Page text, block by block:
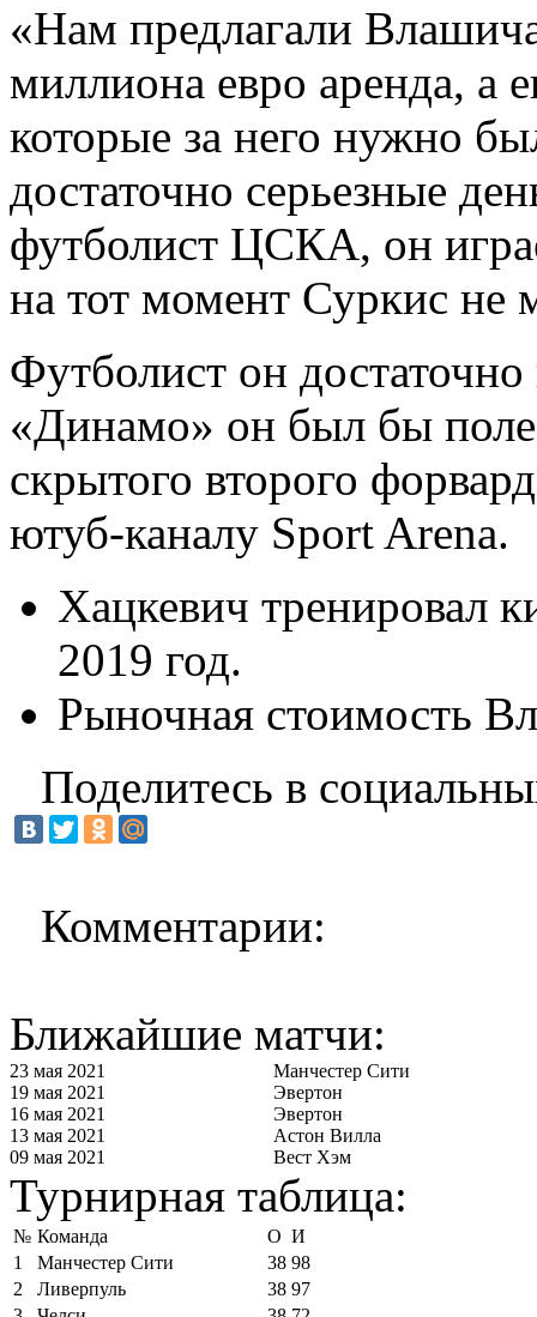
«Нам предлагали
миллиона евро аренда, а
которые за него нужно
достаточно серьeзные
футболист ЦСКА, он
на тот момент Суркис не
Футболист он
«Динамо» он был бы
скрытого второго
ютуб-каналу Sport Arena.
Хацкевич тренировал
2019 год.
Рыночная стоимость
Поделитесь в
Комментарии:
Ближайшие матчи:
23 мая 2021
Манчестер Сити
19 мая 2021
Эвертон
16 мая 2021
Эвертон
13 мая 2021
Астон Вилла
09 мая 2021
Вест Хэм
Турнирная таблица:
№ Команда О И
1
Манчестер Сити 38 98
2
Ливерпуль 38 97